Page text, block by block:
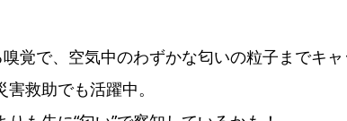
覚で、空気中のわずかな匂いの粒子までキャ
救助でも活躍中。